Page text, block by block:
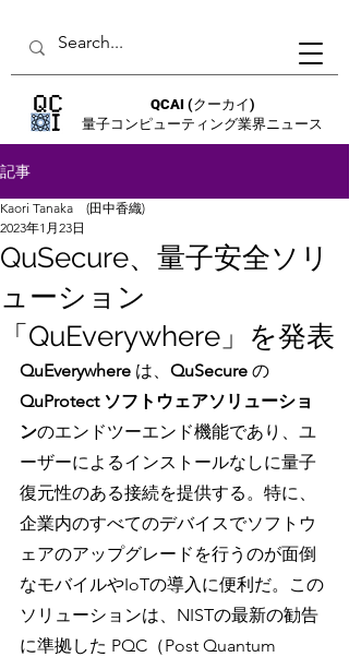
QCAI (クーカイ)
量子コンピューティング業界ニュース
記事
QuSecure、量子安全ソリ
ューション
「QuEverywhere」を発表
Kaori Tanaka (田中香織)
2023年1月23日
QuEverywhere は、 QuSecure の
QuProtect ソフトウェアソリューショ
ンのエンドツーエンド機能であり、ユ
ーザーによるインストールなしに量子
復元性のある接続を提供する。特に、
企業内のすべてのデバイスでソフトウ
ェアのアップグレードを行うのが面倒
なモバイルやIoTの導入に便利だ。この
ソリューションは、NISTの最新の勧告
に準拠した PQC（Post Quantum